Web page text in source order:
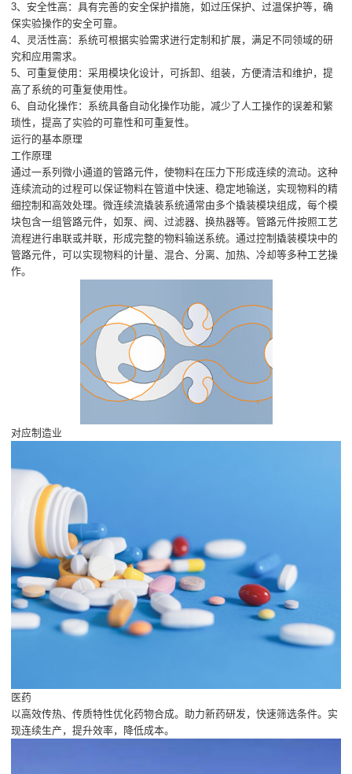
3、安全性高：具有完善的安全保护措施，如过压保护、过温保护等，确
保实验操作的安全可靠。
4、灵活性高：系统可根据实验需求进行定制和扩展，满足不同领域的研
究和应用需求。
5、可重复使用：采用模块化设计，可拆卸、组装，方便清洁和维护，提
高了系统的可重复使用性。
6、自动化操作：系统具备自动化操作功能，减少了人工操作的误差和繁
琐性，提高了实验的可靠性和可重复性。
运行的基本原理
工作原理
通过一系列微小通道的管路元件，使物料在压力下形成连续的流动。这种
连续流动的过程可以保证物料在管道中快速、稳定地输送，实现物料的精
细控制和高效处理。微连续流撬装系统通常由多个撬装模块组成，每个模
块包含一组管路元件，如泵、阀、过滤器、换热器等。管路元件按照工艺
流程进行串联或并联，形成完整的物料输送系统。通过控制撬装模块中的
管路元件，可以实现物料的计量、混合、分离、加热、冷却等多种工艺操
作。
对应制造业
医药
以高效传热、传质特性优化药物合成。助力新药研发，快速筛选条件。实
现连续生产，提升效率，降低成本。